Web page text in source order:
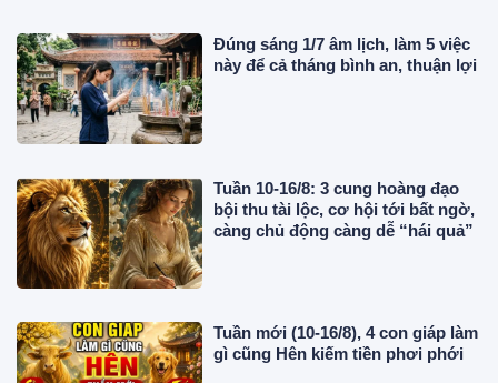
Đúng sáng 1/7 âm lịch, làm 5 việc
này để cả tháng bình an, thuận lợi
Tuần 10-16/8: 3 cung hoàng đạo
bội thu tài lộc, cơ hội tới bất ngờ,
càng chủ động càng dễ “hái quả”
Tuần mới (10-16/8), 4 con giáp làm
gì cũng Hên kiếm tiền phơi phới